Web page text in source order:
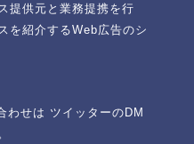
提供元と業務提携を行
を紹介するWeb広告のシ
わせは ツイッターのDM